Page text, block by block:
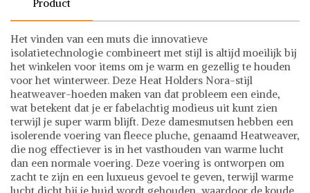
Product
Het vinden van een muts die innovatieve
isolatietechnologie combineert met stijl is altijd moeilijk bij
het winkelen voor items om je warm en gezellig te houden
voor het winterweer. Deze Heat Holders Nora-stijl
heatweaver-hoeden maken van dat probleem een ​​einde,
wat betekent dat je er fabelachtig modieus uit kunt zien
terwijl je super warm blijft. Deze damesmutsen hebben een
isolerende voering van fleece pluche, genaamd Heatweaver,
die nog effectiever is in het vasthouden van warme lucht
dan een normale voering. Deze voering is ontworpen om
zacht te zijn en een luxueus gevoel te geven, terwijl warme
lucht dicht bij je huid wordt gehouden, waardoor de koude